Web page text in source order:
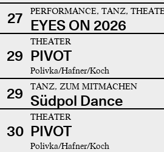
27 PERFORMANCE, TANZ,
EYES ON 2026
29
THEATER
PIVOT
Polivka/Hafner/Koch
29 TANZ, ZUM MITMACHEN
Südpol Dance
30
THEATER
PIVOT
Polivka/Hafner/Koch